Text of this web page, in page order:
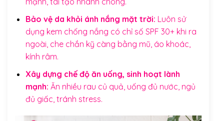
Bảo vệ da khỏi ánh nắng mặt trời: Luôn sử
dụng kem chống nắng có chỉ số SPF 30+ khi ra
ngoài, che chắn kỹ càng bằng mũ, áo khoác,
kính râm.
Xây dựng chế độ ăn uống, sinh hoạt lành
mạnh: Ăn nhiều rau củ quả, uống đủ nước, ngủ
đủ giấc, tránh stress.